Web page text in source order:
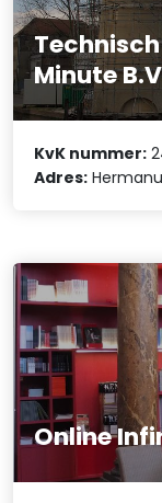
Minute
KvK nummer:
Adres:
Online